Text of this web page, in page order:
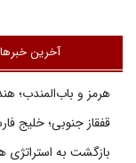
آخرین خبرها
هرمز و باب‌المندب؛
قفقاز جنوبی؛ خلیج
بازگشت به استراتژی